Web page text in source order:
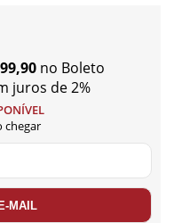
no Boleto
juros de 2%
chegar